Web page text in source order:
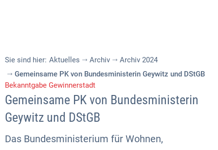
Sie sind hier: Aktuelles Archiv
Archiv 2024
Gemeinsame PK von Bundesministerin Geywitz und DStGB
Bekanntgabe Gewinnerstadt
Gemeinsame PK von Bundesministerin
Geywitz und DStGB
Das Bundesministerium für Wohnen,